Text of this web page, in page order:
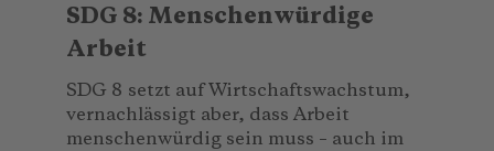
SDG 8: Menschenwürdige
Arbeit
SDG 8 setzt auf Wirtschaftswachstum,
vernachlässigt aber, dass Arbeit
menschenwürdig sein muss – auch im